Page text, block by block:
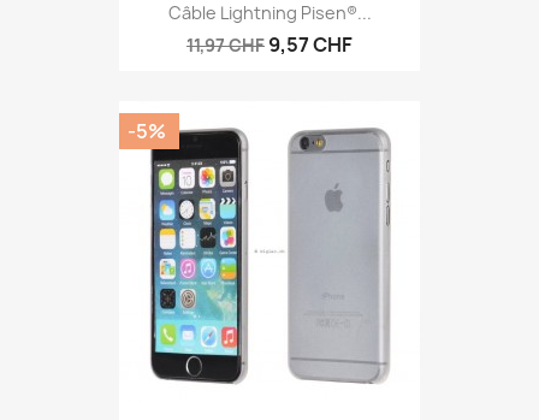
Câble Lightning Pisen®...
11,97 CHF 9,57 CHF
-5%